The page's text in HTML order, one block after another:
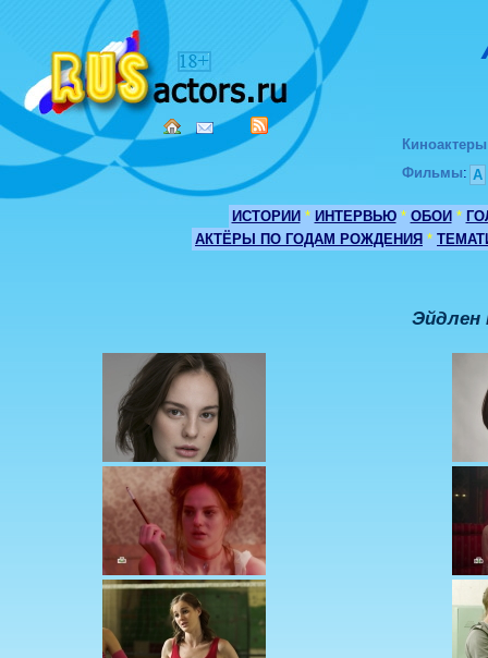
Киноактеры
Фильмы: А
ИСТОРИИ * ИНТЕРВЬЮ * ОБОИ *
АКТЁРЫ ПО ГОДАМ РОЖДЕНИЯ *
Эйдлен